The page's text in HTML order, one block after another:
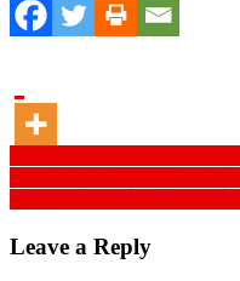
Post
navigation
Leave a Reply